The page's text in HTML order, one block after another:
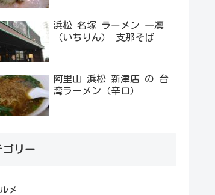
浜松 名塚 ラーメン 一凜
（いちりん） 支那そば
阿里山 浜松 新津店 の 台
湾ラーメン（辛口）
ゴリー
メ